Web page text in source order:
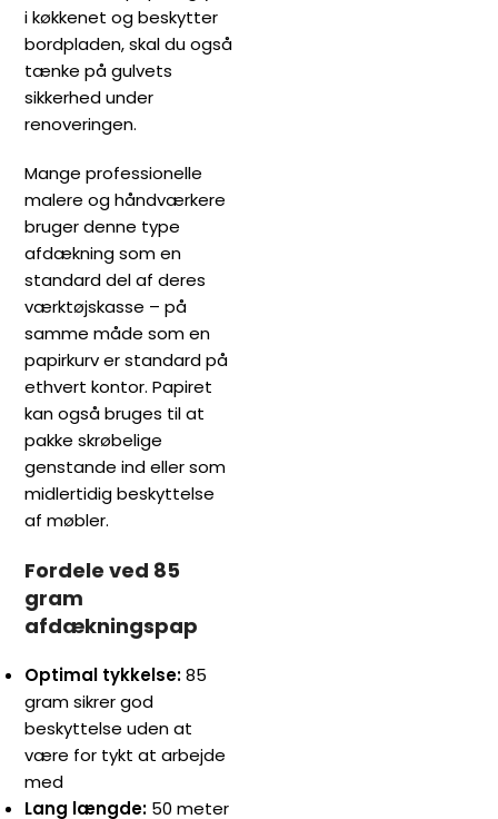
i køkkenet og beskytter
bordpladen, skal du også
tænke på gulvets
sikkerhed under
renoveringen.
Mange professionelle
malere og håndværkere
bruger denne type
afdækning som en
standard del af deres
værktøjskasse – på
samme måde som en
papirkurv er standard på
ethvert kontor. Papiret
kan også bruges til at
pakke skrøbelige
genstande ind eller som
midlertidig beskyttelse
af møbler.
Fordele ved 85
gram
afdækningspap
Optimal tykkelse:85
gram sikrer god
beskyttelse uden at
være for tykt at arbejde
med
Lang længde: 50 meter